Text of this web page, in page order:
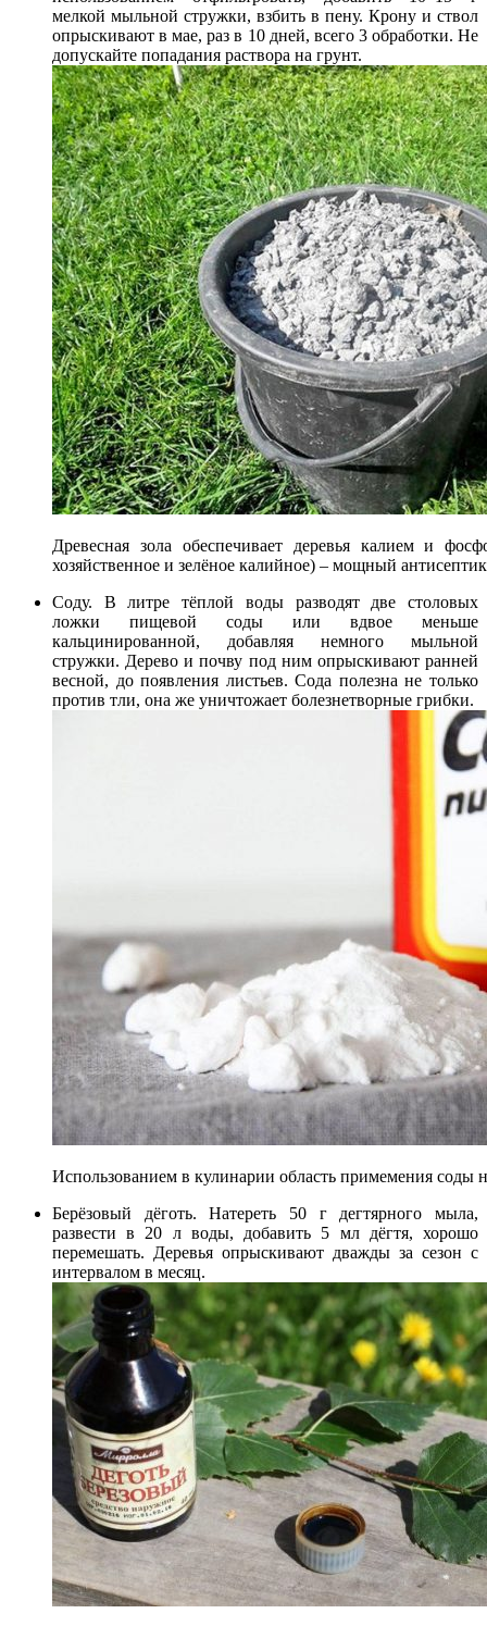
мелкой мыльной стружки, взбить в пену. Крону и ствол
опрыскивают в мае, раз в 10 дней, всего 3 обработки. Не
допускайте попадания раствора на грунт.
Древесная зола обеспечивает деревья калием и
хозяйственное и зелёное калийное) – мощный антисептик
Соду. В литре тёплой воды разводят две столовых
ложки пищевой соды или вдвое меньше
кальцинированной, добавляя немного мыльной
стружки. Дерево и почву под ним опрыскивают ранней
весной, до появления листьев. Сода полезна не только
против тли, она же уничтожает болезнетворные грибки.
Использованием в кулинарии область примемения соды
Берёзовый дёготь. Натереть 50 г дегтярного мыла,
развести в 20 л воды, добавить 5 мл дёгтя, хорошо
перемешать. Деревья опрыскивают дважды за сезон с
интервалом в месяц.